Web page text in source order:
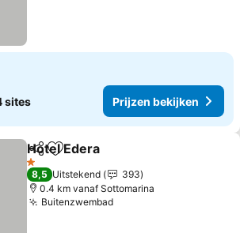
sites Prijzen bekijken
DelenToevoegen aan favorieten
Hotel Edera
1 Sterren
8,5 Uitstekend
393
0.4 km vanaf Sottomarina
Buitenzwembad